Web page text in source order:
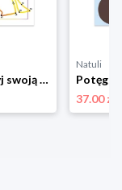
ADHD. Odkryj swoją supermoc. Od chaosu do kreatywności Vital
Natuli
37.00 zł